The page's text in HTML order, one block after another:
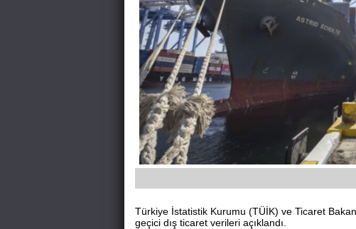
Türkiye İstatistik Kurumu (TÜİK) ve Ticaret
geçici dış ticaret verileri açıklandı.